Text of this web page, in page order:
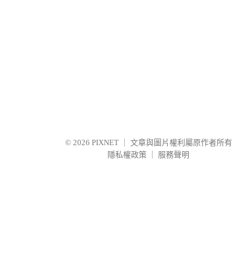
© 2026 PIXNET
文章與圖片權利屬原作者所有
隱私權政策
服務聲明